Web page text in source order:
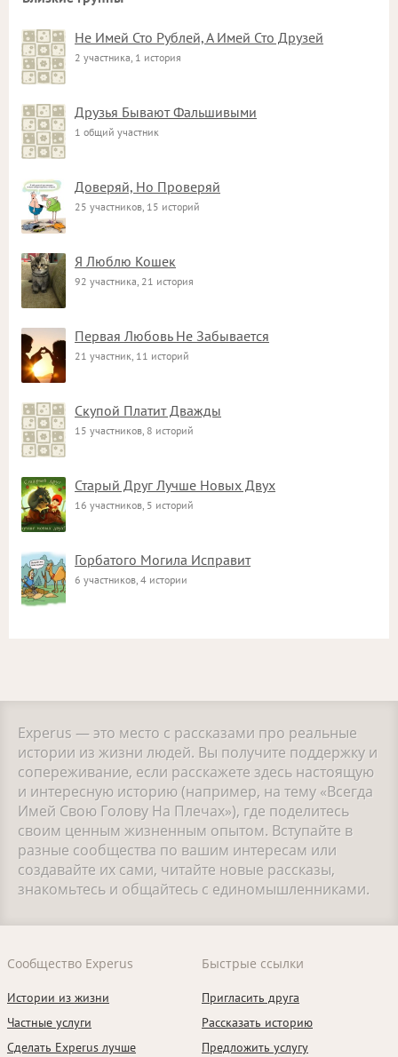
Не Имей Сто Рублей, А Имей Сто Друзей
2 участника, 1 история
Друзья Бывают Фальшивыми
1 общий участник
Доверяй, Но Проверяй
25 участников, 15 историй
Я Люблю Кошек
92 участника, 21 история
Первая Любовь Не Забывается
21 участник, 11 историй
Скупой Платит Дважды
15 участников, 8 историй
Старый Друг Лучше Новых Двух
16 участников, 5 историй
Горбатого Могила Исправит
6 участников, 4 истории
Experus — это место с рассказами про реальные
истории из жизни людей. Вы получите поддержку и
сопереживание, если расскажете здесь настоящую
и интересную историю (например, на тему «Всегда
Имей Свою Голову На Плечах»), где поделитесь
своим ценным жизненным опытом. Вступайте в
разные сообщества по вашим интересам или
создавайте их сами, читайте новые рассказы,
знакомьтесь и общайтесь с единомышленниками.
Сообщество Experus
Истории из жизни
Частные услуги
Сделать Experus лучше
Быстрые ссылки
Пригласить друга
Рассказать историю
Предложить услугу